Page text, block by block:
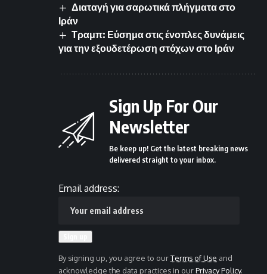
Διαταγή για σαρωτικά πλήγματα στο
Ιράν
Τραμπ: Εύσημα στις ένοπλες δυνάμεις
για την εξουδετέρωση στόχων στο Ιράν
Sign Up For Our
Newsletter
Be keep up! Get the latest breaking news
delivered straight to your inbox.
Email address:
By signing up, you agree to ourTerms of Use and
acknowledge the data practices in ourPrivacy Policy.